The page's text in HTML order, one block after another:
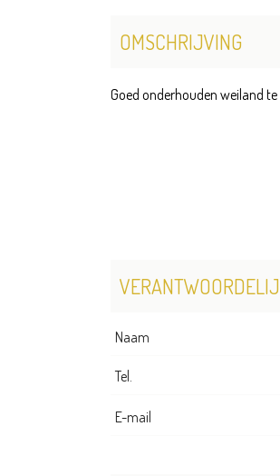
OMSCHRIJVING
Goed onderhouden weiland
Naam
Tel.
E-mail